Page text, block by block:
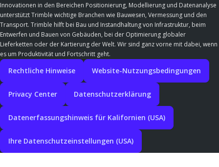
Innovationen in den Bereichen Positionierung, Modellierung und Datenanalyse
unterstützt Trimble wichtige Branchen wie Bauwesen, Vermessung und den
Transport. Trimble hilft bei Bau und Instandhaltung von Infrastruktur, beim
Entwerfen und Bauen von Gebäuden, bei der Optimierung globaler
Lieferketten oder der Kartierung der Welt. Wir sind ganz vorne mit dabei, wenn
es um Produktivität und Fortschritt geht.
Rechtliche Hinweise Website-Nutzungsbedingungen
Privacy Center Datenschutzerklärung
Datenerfassungshinweis für Kalifornien (USA)
Ihre Datenschutzeinstellungen (USA)